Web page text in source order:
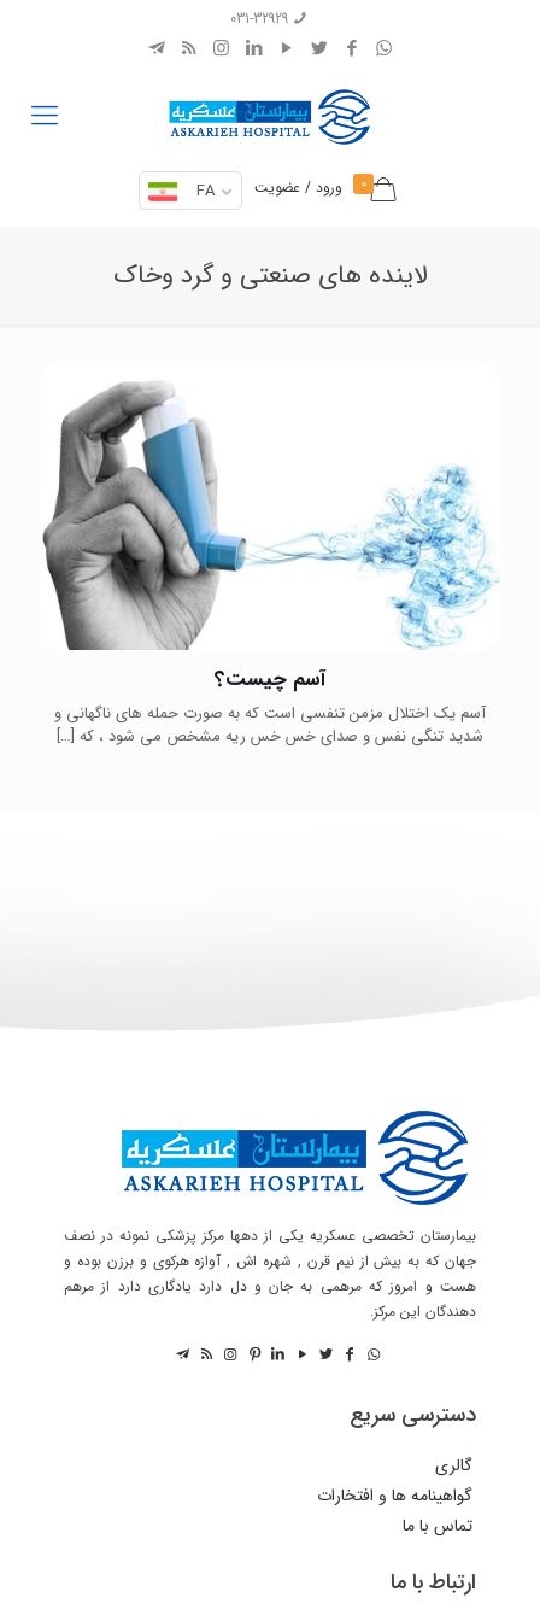
031-32929
0 ورود / عضویت FA
لاینده های صنعتی و گرد وخاک
آسم چیست؟
آسم یک اختلال مزمن تنفسی است که به صورت حمله های ناگهانی و
شدید تنگی نفس و صدای خس خس ریه مشخص می شود ، که […]
بیمارستان تخصصی عسکریه یکی از دهها مرکز پزشکی نمونه در نصف
جهان که به بیش از نیم قرن , شهره اش , آوازه هرکوی و برزن بوده و
هست و امروز که مرهمی به جان و دل دارد یادگاری دارد از مرهم
دهندگان این مرکز.
دسترسی سریع
گالری
گواهینامه ها و افتخارات
تماس با ما
ارتباط با ما